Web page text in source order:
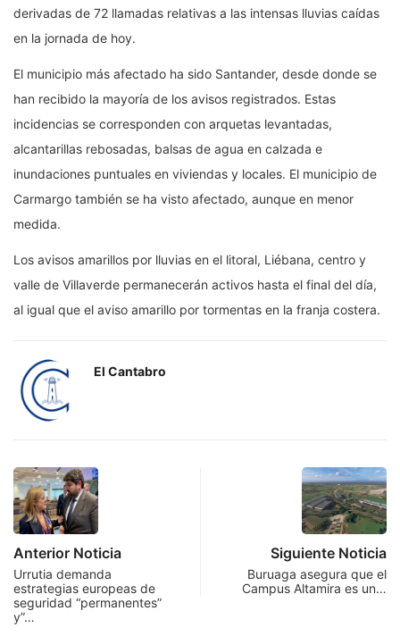
derivadas de 72 llamadas relativas a las intensas lluvias caídas
en la jornada de hoy.
El municipio más afectado ha sido Santander, desde donde se
han recibido la mayoría de los avisos registrados. Estas
incidencias se corresponden con arquetas levantadas,
alcantarillas rebosadas, balsas de agua en calzada e
inundaciones puntuales en viviendas y locales. El municipio de
Carmargo también se ha visto afectado, aunque en menor
medida.
Los avisos amarillos por lluvias en el litoral, Liébana, centro y
valle de Villaverde permanecerán activos hasta el final del día,
al igual que el aviso amarillo por tormentas en la franja costera.
El Cantabro
Anterior Noticia
Urrutia demanda
estrategias europeas de
seguridad “permanentes”
y”…
Siguiente Noticia
Buruaga asegura que el
Campus Altamira es un…